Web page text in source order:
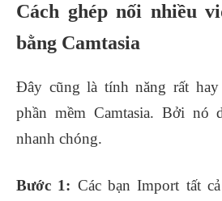
Cách ghép nối nhiều
bằng Camtasia
Đây cũng là tính năng rất
phần mềm Camtasia. Bởi nó
nhanh chóng.
Bước 1: Các bạn Import tất